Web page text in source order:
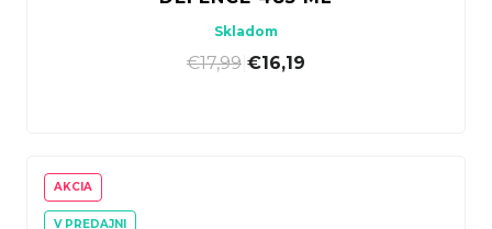
Skladom
€17,99 €16,19
AKCIA
V PREDAJNI